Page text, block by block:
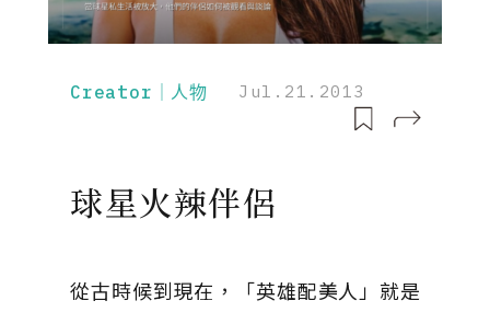
Creator｜人物 Jul.21.2013
球星火辣伴侶
從古時候到現在，「英雄配美人」就是